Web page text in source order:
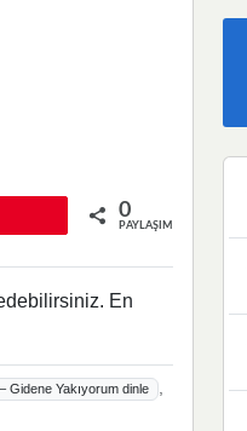
0
PAYLAŞIMLAR
En
Gidene Yakıyorum dinle ,